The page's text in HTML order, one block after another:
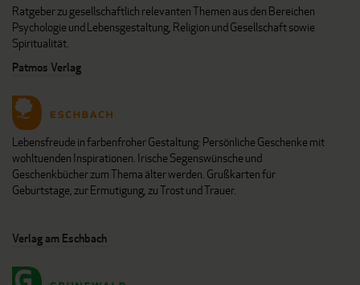
Ratgeber zu gesellschaftlich relevanten Themen aus den Bereichen
Psychologie und Lebensgestaltung, Religion und Gesellschaft sowie
Spiritualität.
Patmos Verlag
Lebensfreude in farbenfroher Gestaltung: Persönliche Geschenke mit
wohltuenden Inspirationen. Irische Segenswünsche und
Geschenkbücher zum Thema älter werden. Grußkarten für
Geburtstage, zur Ermutigung, zu Trost und Trauer.
Verlag am Eschbach